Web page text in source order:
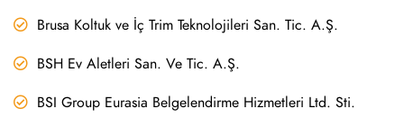
Brusa Koltuk ve İç Trim Teknolojileri San. Tic. A.Ş.
BSH Ev Aletleri San. Ve Tic. A.Ş.
BSI Group Eurasia Belgelendirme Hizmetleri Ltd. Sti.